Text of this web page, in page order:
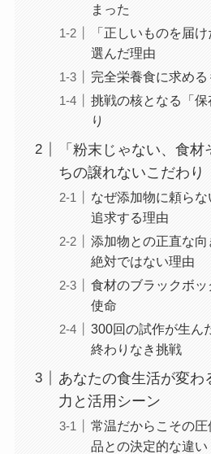
まった
「正しいものを届
選んだ理由
完全栄養食に求める
挑戦の核となる「
り
「粉末じゃない、食
ちの譲れないこだわり
なぜ添加物に頼ら
追求する理由
添加物との正直な
絶対ではない理由
食材のブラックボ
使命
300回の試作が生ん
終わりなき挑戦
あなたの食生活が変わ
力と活用シーン
常温だからこその
品との決定的な違い